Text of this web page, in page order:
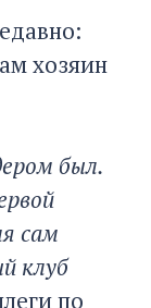
хозяин
был.
сам
клуб
по